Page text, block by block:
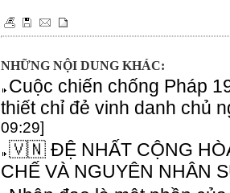
NHỮNG NỘI DUNG KHÁC:
Cuộc chiến chống Pháp
thiết chỉ đẻ vinh danh chủ
09:29]
🇻🇳 ĐỆ NHẤT CỘNG
CHẾ VÀ NGUYÊN NHÂN